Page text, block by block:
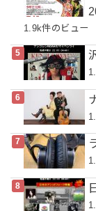
1.9k件のビュー